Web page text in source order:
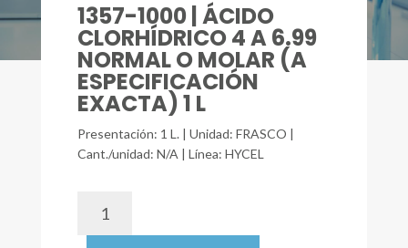
1357-1000 | ÁCIDO
CLORHÍDRICO 4 A 6.99
NORMAL O MOLAR (A
ESPECIFICACIÓN
EXACTA) 1 L
Presentación: 1 L. | Unidad: FRASCO |
Cant./unidad: N/A | Línea: HYCEL
1000